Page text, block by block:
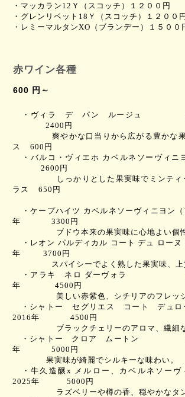
・マッカラン 12 Ｙ（スコッチ）１２００ 円
・グレンリベット 18 Ｙ（スコッチ）１２００ 円
・レミーマルタンXO （ブランデー）１５００
赤ワイン各種
600 円～
・ヴィラ デ パン ルージュ
2400円
爽やかな口当りから広がる豊かな果
ス
600 円
・バルコ・ヴィエホ カベルネソーヴィニ
2600 円
しっかりとした果実味でミンティ
ラス
650 円
・ケープハイツ カベルネソーヴィニヨン
年
3300 円
ブドウ本来の果実味に心地よい個性
・レオン パルディカル コート デュ ローヌ
年
3700 円
スパイシーでよく熟した果実味、上
・アラキ ネロ ダーヴォラ
（イ
年
4500 円
美しい赤紫色、シチリアのフレッシ
・シャトー セグリエス コート デュロ
2016年 4500 円
ブラックチェリーのアロマ、繊細な
・シャトー クロア ムートン
年
5000 円
果実味が綺麗でシルキーな味わい。
・牛久造醸x メルロー、カベルネソーヴ
2025年 5000 円
ラズベリーや樽の香、穏やかなタ